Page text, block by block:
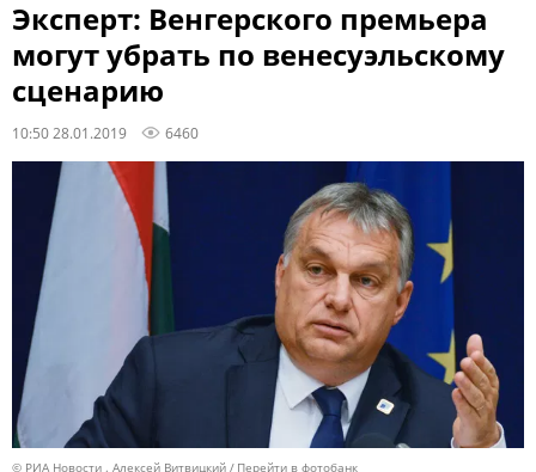
Эксперт: Венгерского премьера
могут убрать по венесуэльскому
сценарию
10:50 28.01.2019 6460
© РИА Новости . Алексей Витвицкий Перейти в фотобанк